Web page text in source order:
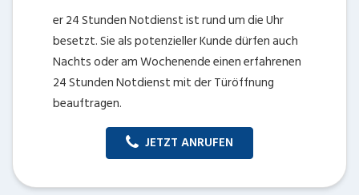
er 24 Stunden Notdienst ist rund um die Uhr
besetzt. Sie als potenzieller Kunde dürfen auch
Nachts oder am Wochenende einen erfahrenen
24 Stunden Notdienst mit der Türöffnung
beauftragen.
JETZT ANRUFEN